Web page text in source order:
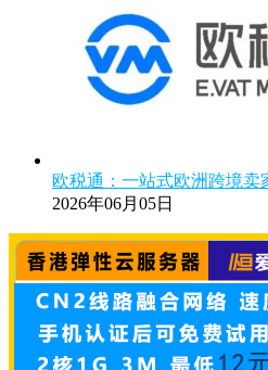
欧税通：一站式欧洲跨境卖
2026年06月05日